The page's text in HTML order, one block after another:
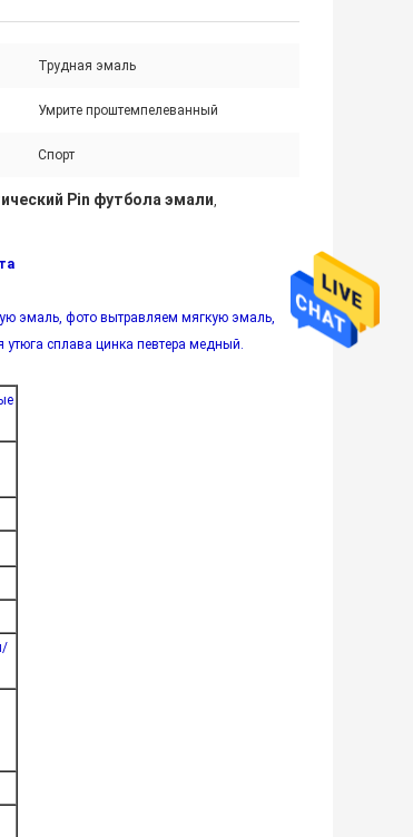
Трудная эмаль
Умрите проштемпелеванный
Спорт
Pin футбола эмали,
эмаль, фото вытравляем мягкую эмаль,
сплава цинка певтера медный.